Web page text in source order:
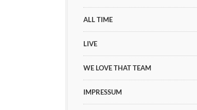
ALL TIME
LIVE
WE LOVE THAT TEAM
IMPRESSUM